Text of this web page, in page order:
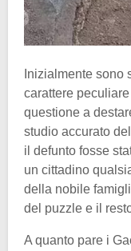
Inizialmente sono
carattere
questione a
studio accurato
il defunto fosse
un cittadino
della nobile
del puzzle e il
A quanto pare i